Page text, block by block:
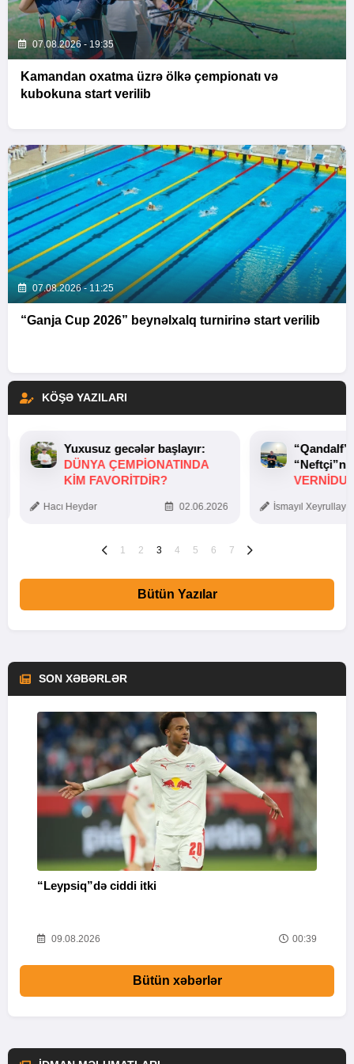
07.08.2026 - 19:35
Kamandan oxatma üzrə ölkə çempionatı və
kubokuna start verilib
07.08.2026 - 11:25
“Ganja Cup 2026” beynəlxalq turnirinə start verilib
KÖŞƏ YAZILARI
Yuxusuz gecələr başlayır:
DÜNYA ÇEMPIONATINDA
KIM FAVORITDIR?
Hacı Heydər 02.06.2026 İsmayıl
1 2 3 4 5 6 7
Bütün Yazılar
SON XƏBƏRLƏR
“Leypsiq”də ciddi itki
09.08.2026 00:39
Bütün xəbərlər